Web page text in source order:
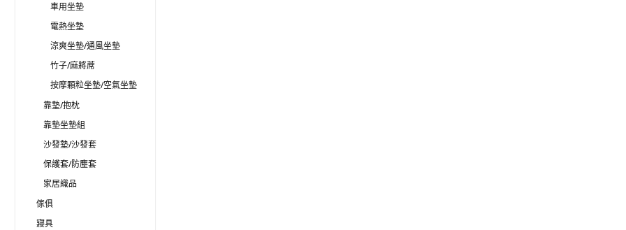
車用坐墊
電熱坐墊
涼爽坐墊/通風坐墊
竹子/麻將蓆
按摩顆粒坐墊/空氣坐墊
靠墊/抱枕
靠墊坐墊組
沙發墊/沙發套
保護套/防塵套
家居織品
傢俱
寢具